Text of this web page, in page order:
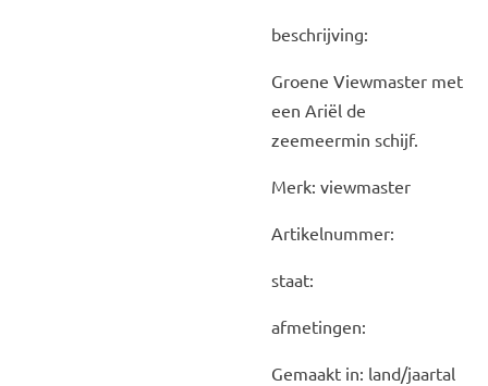
beschrijving:
Groene Viewmaster met
een Ariël de
zeemeermin schijf.
Merk: viewmaster
Artikelnummer:
staat:
afmetingen:
Gemaakt in: land/jaartal